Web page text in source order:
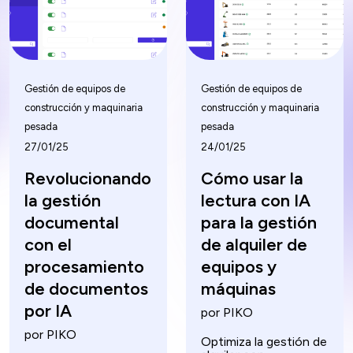
Gestión de equipos de
construcción y maquinaria
pesada
27/01/25
Revolucionando
la gestión
documental
con el
procesamiento
de documentos
por IA
por PIKO
Gestión de equipos de
construcción y maquinaria
pesada
24/01/25
Cómo usar la
lectura con IA
para la gestión
de alquiler de
equipos y
máquinas
por PIKO
Optimiza la gestión de